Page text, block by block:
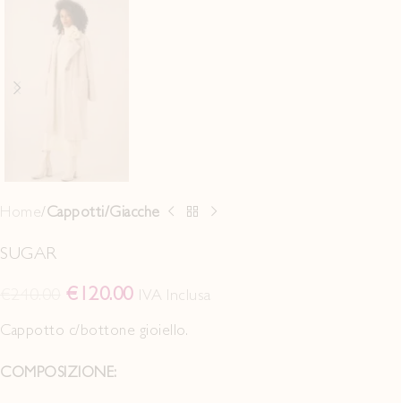
Home Cappotti/Giacche
SUGAR
€ 120.00 IVA Inclusa
Cappotto c/bottone gioiello.
COMPOSIZIONE: